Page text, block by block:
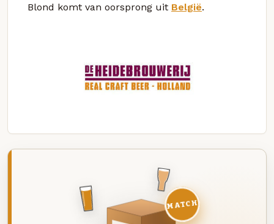
Blond komt van oorsprong uit België.
MATCH